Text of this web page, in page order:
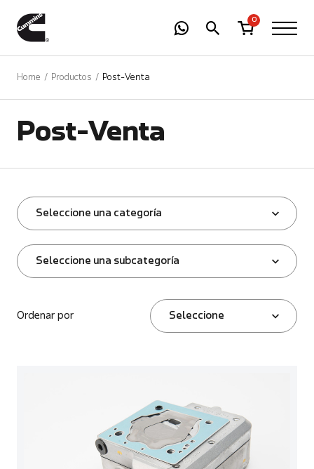
0
Home Productos Post-Venta
Post-Venta
Seleccione una categoría
Seleccione una subcategoría
Ordenar por Seleccione